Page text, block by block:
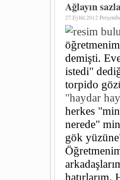
Ağlayın
27.Eylül.2012
demişti.
istedi"
torpido
"haydar
herkes
nerede"
gök
hatırlarım.